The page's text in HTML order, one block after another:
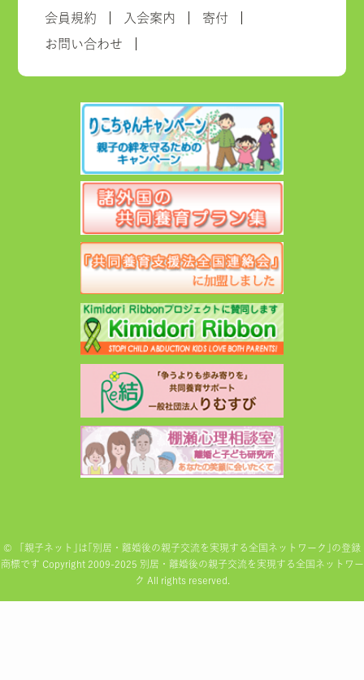
会員規約 入会案内 寄付
お問い合わせ
© 「親子ネット｣は｢別居・離婚後の親子交流を実現する全国ネットワーク｣の登録
商標です Copyright 2009-2025 別居・離婚後の親子交流を実現する全国ネットワー
ク All rights reserved.